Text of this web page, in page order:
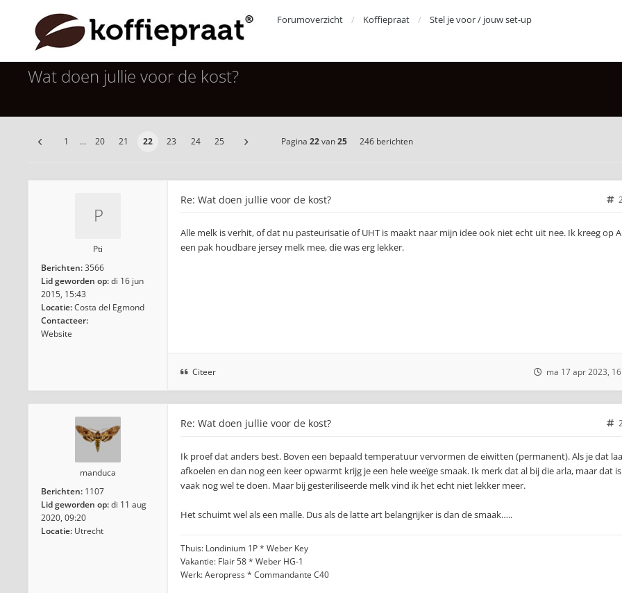
Forumoverzicht Koffiepraat Stel je voor / jouw set-up
Wat doen jullie voor de kost?
1 … 20 21 22 23 24 25 Pagina 22van25 246 berichten
Pti
Berichten:3566
Lid geworden op:di 16 jun
2015, 15:43
Locatie:Costa del Egmond
Contacteer:
Website
Re: Wat doen jullie voor de kost?
Alle melk is verhit, of dat nu pasteurisatie of UHT is maakt naar mijn idee ook niet echt uit nee. Ik kreeg op
een pak houdbare jersey melk mee, die was erg lekker.
Citeer ma 17 apr 2023,
manduca
Berichten: 1107
Lid geworden op:di 11 aug
2020, 09:20
Locatie: Utrecht
Re: Wat doen jullie voor de kost?
Ik proef dat anders best. Boven een bepaald temperatuur vervormen de eiwitten (permanent). Als je dat
afkoelen en dan nog een keer opwarmt krijg je een hele weeïge smaak. Ik merk dat al bij die arla, maar dat is
vaak nog wel te doen. Maar bij gesteriliseerde melk vind ik het echt niet lekker meer.
Het schuimt wel als een malle. Dus als de latte art belangrijker is dan de smaak…..
Thuis: Londinium 1P * Weber Key
Vakantie: Flair 58 * Weber HG-1
Werk: Aeropress * Commandante C40